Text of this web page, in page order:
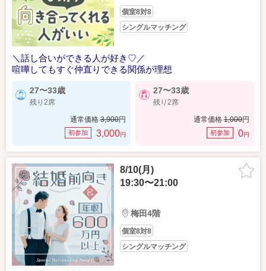
個室8対8
シングルマッチング
＼話し合いができる人が好き♡／
喧嘩してもすぐ仲直りできる関係が理想
27〜33歳
残り2席
通常価格 3,900円
初参加 3,000円
27〜33歳
残り2席
通常価格 1,000円
初参加 0円
8/10(月)
19:30〜21:00
梅田4階
個室8対8
シングルマッチング